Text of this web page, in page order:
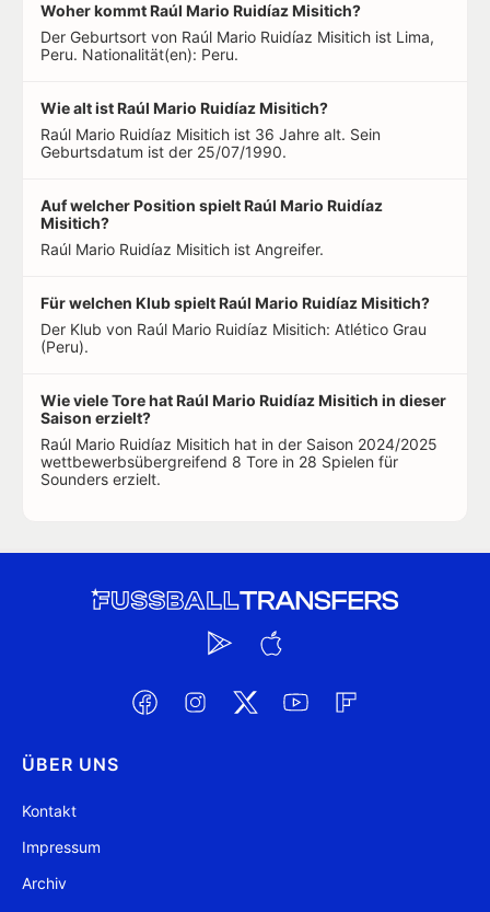
Woher kommt Raúl Mario Ruidíaz Misitich?
Der Geburtsort von Raúl Mario Ruidíaz Misitich ist Lima,
Peru. Nationalität(en): Peru.
Wie alt ist Raúl Mario Ruidíaz Misitich?
Raúl Mario Ruidíaz Misitich ist 36 Jahre alt. Sein
Geburtsdatum ist der 25/07/1990.
Auf welcher Position spielt Raúl Mario Ruidíaz
Misitich?
Raúl Mario Ruidíaz Misitich ist Angreifer.
Für welchen Klub spielt Raúl Mario Ruidíaz Misitich?
Der Klub von Raúl Mario Ruidíaz Misitich: Atlético Grau
(Peru).
Wie viele Tore hat Raúl Mario Ruidíaz Misitich in dieser
Saison erzielt?
Raúl Mario Ruidíaz Misitich hat in der Saison 2024/2025
wettbewerbsübergreifend 8 Tore in 28 Spielen für
Sounders erzielt.
ÜBER UNS
Kontakt
Impressum
Archiv